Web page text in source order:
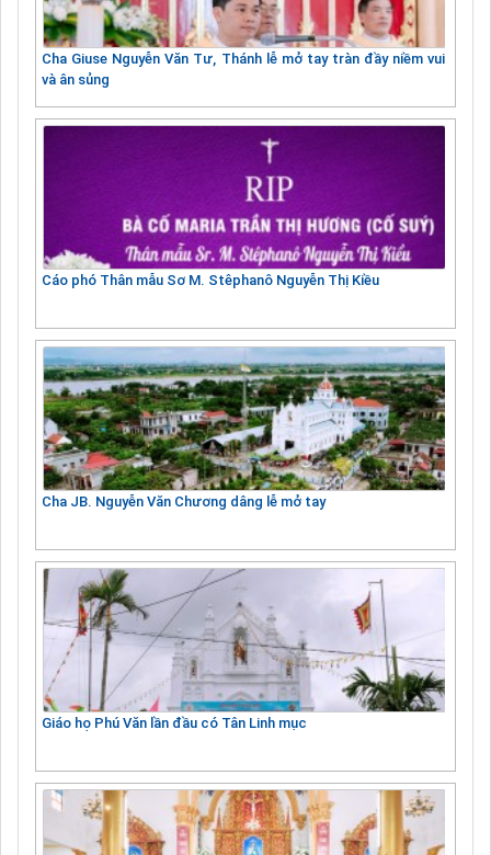
Cha Giuse Nguyễn Văn Tư, Thánh lễ mở tay tràn đầy niềm vui
và ân sủng
Cáo phó Thân mẫu Sơ M. Stêphanô Nguyễn Thị Kiều
Cha JB. Nguyễn Văn Chương dâng lễ mở tay
Giáo họ Phú Văn lần đầu có Tân Linh mục